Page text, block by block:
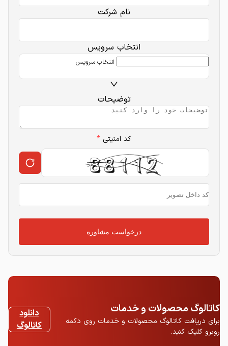
نام شرکت
انتخاب سرویس
انتخاب سرویس
توضیحات
کد امنیتی *
درخواست مشاوره
کاتالوگ محصولات و خدمات
برای دریافت کاتالوگ محصولات و خدمات روی دکمه
روبرو کلیک کنید.
دانلود
کاتالوگ